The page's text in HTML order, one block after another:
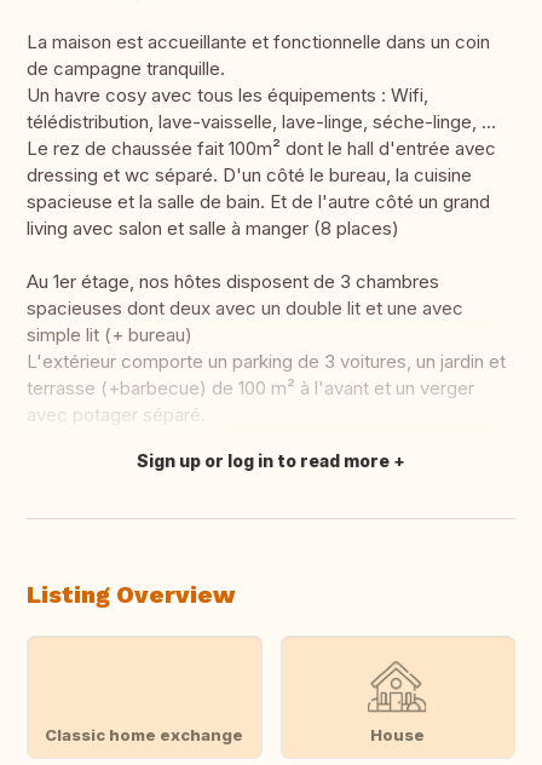
La maison est accueillante et fonctionnelle dans un coin
de campagne tranquille.
Un havre cosy avec tous les équipements : Wifi,
télédistribution, lave-vaisselle, lave-linge, séche-linge, …
Le rez de chaussée fait 100m² dont le hall d'entrée avec
dressing et wc séparé. D'un côté le bureau, la cuisine
spacieuse et la salle de bain. Et de l'autre côté un grand
living avec salon et salle à manger (8 places)
Au 1er étage, nos hôtes disposent de 3 chambres
spacieuses dont deux avec un double lit et une avec
simple lit (+ bureau)
L'extérieur comporte un parking de 3 voitures, un jardin et
terrasse (+barbecue) de 100 m² à l'avant et un verger
avec potager séparé.
Translate this
Sign up or log in to read more
Listing Overview
Classic home exchange House